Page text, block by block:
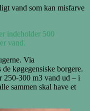
vand som kan misfarve
indeholder 500
vand.
Via
køgegensiske borgere.
250-300 m3 vand ud – i
sammen skal have et